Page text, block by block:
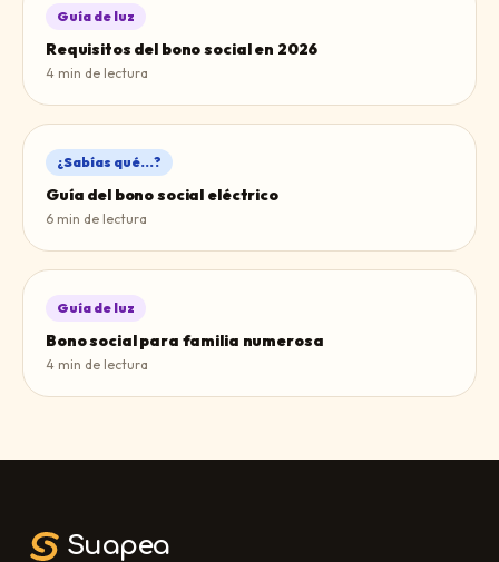
Guía de luz
Requisitos del bono social en 2026
4 min de lectura
¿Sabías qué...?
Guía del bono social eléctrico
6 min de lectura
Guía de luz
Bono social para familia numerosa
4 min de lectura
Suapea